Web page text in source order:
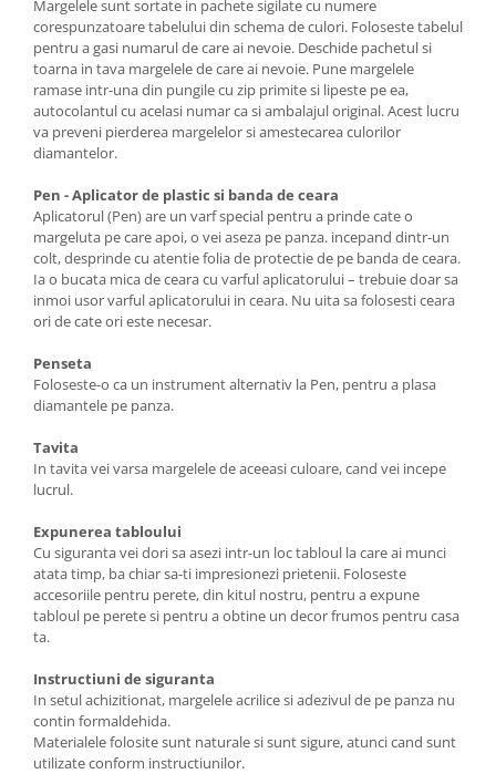
Margelele sunt sortate in pachete sigilate cu numere
corespunzatoare tabelului din schema de culori. Foloseste tabelul
pentru a gasi numarul de care ai nevoie. Deschide pachetul si
toarna in tava margelele de care ai nevoie. Pune margelele
ramase intr-una din pungile cu zip primite si lipeste pe ea,
autocolantul cu acelasi numar ca si ambalajul original. Acest lucru
va preveni pierderea margelelor si amestecarea culorilor
diamantelor.
Pen - Aplicator de plastic si banda de ceara
Aplicatorul (Pen) are un varf special pentru a prinde cate o
margeluta pe care apoi, o vei aseza pe panza. incepand dintr-un
colt, desprinde cu atentie folia de protectie de pe banda de ceara.
Ia o bucata mica de ceara cu varful aplicatorului – trebuie doar sa
inmoi usor varful aplicatorului in ceara. Nu uita sa folosesti ceara
ori de cate ori este necesar.
Penseta
Foloseste-o ca un instrument alternativ la Pen, pentru a plasa
diamantele pe panza.
Tavita
In tavita vei varsa margelele de aceeasi culoare, cand vei incepe
lucrul.
Expunerea tabloului
Cu siguranta vei dori sa asezi intr-un loc tabloul la care ai munci
atata timp, ba chiar sa-ti impresionezi prietenii. Foloseste
accesoriile pentru perete, din kitul nostru, pentru a expune
tabloul pe perete si pentru a obtine un decor frumos pentru casa
ta.
Instructiuni de siguranta
In setul achizitionat, margelele acrilice si adezivul de pe panza nu
contin formaldehida.
Materialele folosite sunt naturale si sunt sigure, atunci cand sunt
utilizate conform instructiunilor.